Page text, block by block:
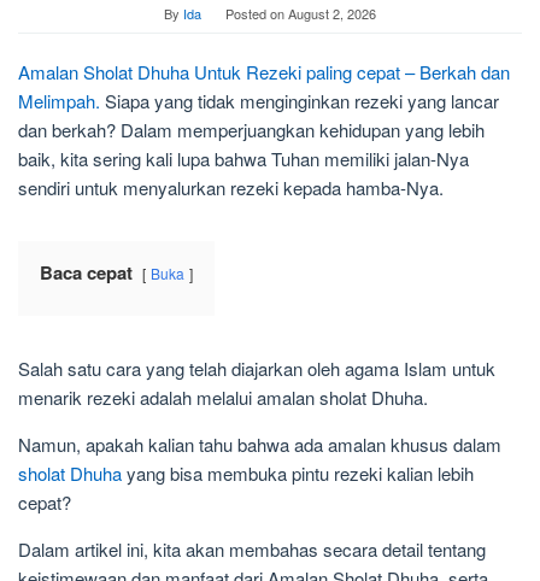
By Ida Posted onAugust 2, 2026
Amalan Sholat Dhuha Untuk Rezeki paling cepat – Berkah dan
Melimpah. Siapa yang tidak menginginkan rezeki yang lancar
dan berkah? Dalam memperjuangkan kehidupan yang lebih
baik, kita sering kali lupa bahwa Tuhan memiliki jalan-Nya
sendiri untuk menyalurkan rezeki kepada hamba-Nya.
Baca cepat Buka
Salah satu cara yang telah diajarkan oleh agama Islam untuk
menarik rezeki adalah melalui amalan sholat Dhuha.
Namun, apakah kalian tahu bahwa ada amalan khusus dalam
sholat Dhuhayang bisa membuka pintu rezeki kalian lebih
cepat?
Dalam artikel ini, kita akan membahas secara detail tentang